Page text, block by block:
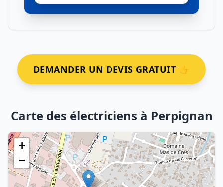
DEMANDER UN DEVIS GRATUIT 👉
Carte des électriciens à Perpignan
+
−